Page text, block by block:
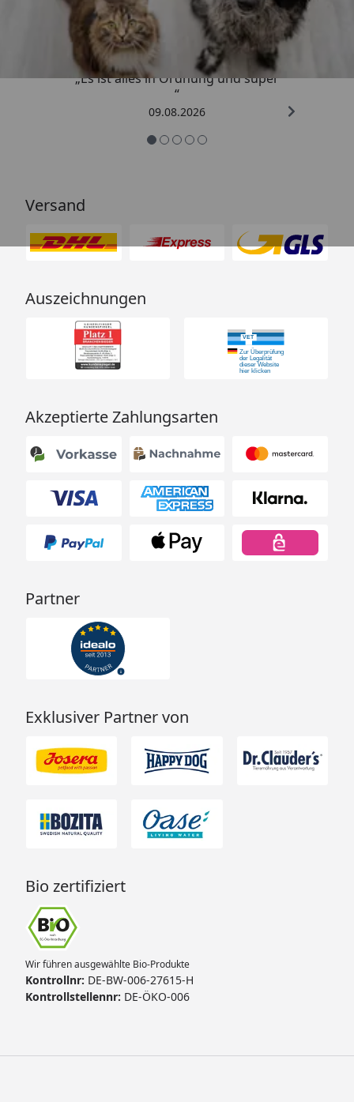
4,73/ 5
„Es ist alles in Ordnung und super
“
09.08.2026
Versand
Auszeichnungen
Akzeptierte Zahlungsarten
Partner
Exklusiver Partner von
Bio zertifiziert
Wir führen ausgewählte Bio-Produkte
Kontrollnr: DE-BW-006-27615-H
Kontrollstellennr: DE-ÖKO-006